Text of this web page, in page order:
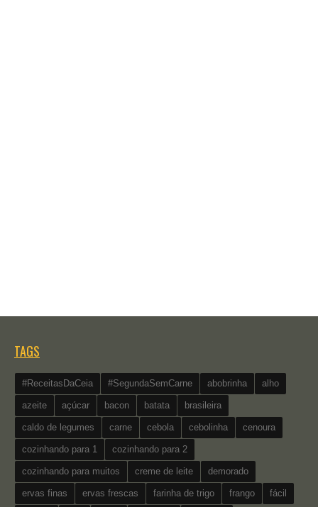
TAGS
#ReceitasDaCeia #SegundaSemCarne abobrinha alho
azeite açúcar bacon batata brasileira
caldo de legumes carne cebola cebolinha cenoura
cozinhando para 1 cozinhando para 2
cozinhando para muitos creme de leite demorado
ervas finas ervas frescas farinha de trigo frango fácil